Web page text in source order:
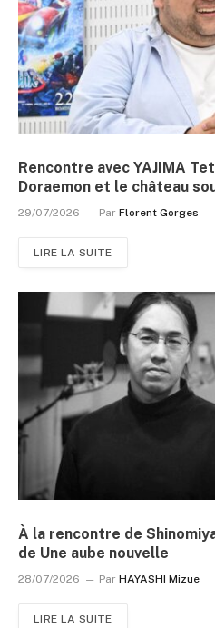
Rencontre avec YAJIMA
Doraemon et le château
29/07/2026 Par Florent Gorges
LIRE LA SUITE
À la rencontre de
de Une aube nouvelle
28/07/2026 Par HAYASHI Mizue
LIRE LA SUITE